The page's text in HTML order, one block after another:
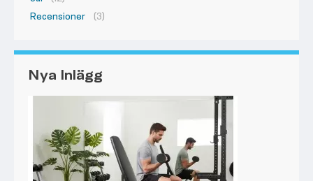
Recensioner
(3)
Nya Inlägg